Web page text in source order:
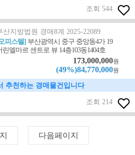
조회 544
산지방법원 경매8계 2025-22089
피스텔] 부산광역시 중구 중앙동4가 19
린엘마르 센트로 뷰 14층103동1404호
173,000,000원
(49%)84,770,000원
추천하는 경매물건입니다
조회 214
다음페이지